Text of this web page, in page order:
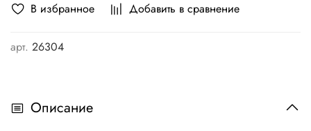
В избранное Добавить в сравнение
арт. 26304
Описание